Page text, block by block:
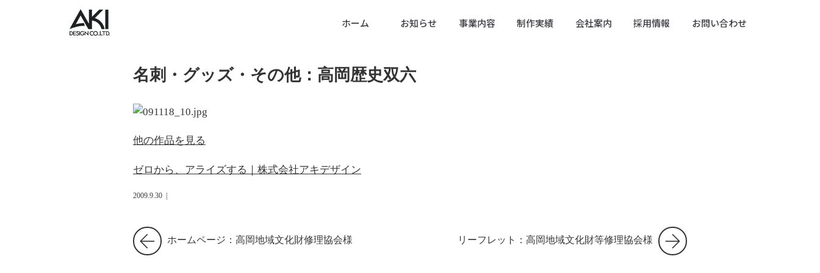
ホーム お知らせ 事業内容 制作実績 会社案内 採用情報 お問い合わせ
名刺・グッズ・その他：高岡歴史双六
他の作品を見る
ゼロから、アライズする｜株式会社アキデザイン
2009.9.30
ホームページ：高岡地域文化財修理協会様 リーフレット：高岡地域文化財等修理協会様